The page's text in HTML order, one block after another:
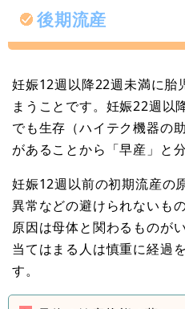
後期流産
妊娠12週以降22週未満に胎
まうことです。妊娠22週以
でも生存（ハイテク機器の
があることから「早産」と
妊娠12週以前の初期流産の
異常などの避けられないも
原因は母体と関わるものが
当てはまる人は慎重に経過
す。